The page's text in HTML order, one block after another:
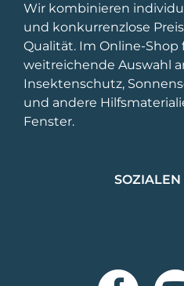
Wir kombinieren
und konkurrenzlose
Qualität. Im Online-Shop
weitreichende Auswahl
Insektenschutz,
und andere
Fenster.